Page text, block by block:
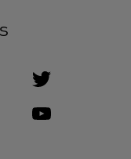
New Tab
New Tab
Visit us on Twitter
Link Opens in New